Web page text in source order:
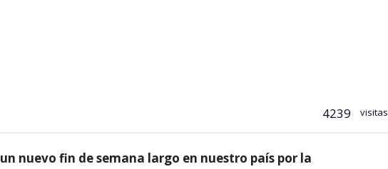
4239 visitas
nuevo fin de semana largo en nuestro país por la